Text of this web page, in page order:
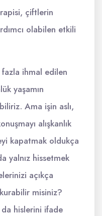
çiftlerin
olabilen etkili
ihmal edilen
yaşamın
Ama işin aslı,
alışkanlık
kapatmak oldukça
yalnız hissetmek
açıkça
misiniz?
hislerini ifade